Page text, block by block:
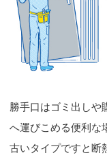
勝手口はゴミ出しや
へ運びこめる便利な
古いタイプですと断